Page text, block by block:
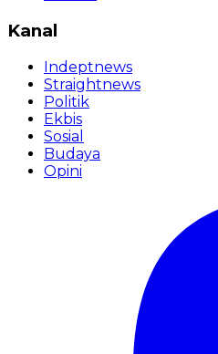
Kanal
Indeptnews
Straightnews
Politik
Ekbis
Sosial
Budaya
Opini